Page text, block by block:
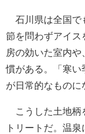
石川県は全国で
節を問わずアイス
房の効いた室内
慣がある。「寒い
が日常的なものに
こうした土地柄
トリートだ。温